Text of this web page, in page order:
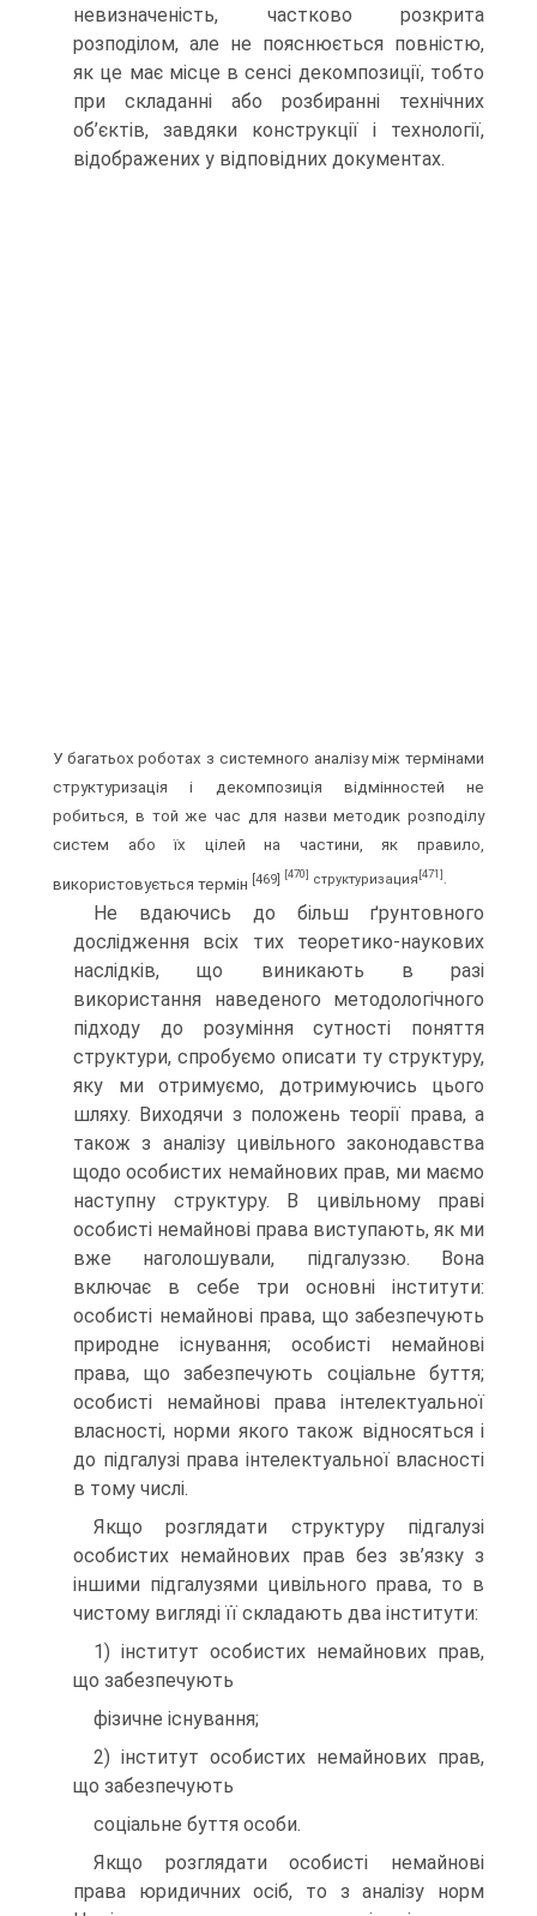
невизначеність, частково розкрита
розподілом, але не пояснюється повністю,
як це має місце в сенсі декомпозиції, тобто
при складанні або розбиранні технічних
об’єктів, завдяки конструкції і технології,
відображених у відповідних документах.
У багатьох роботах з системного аналізу між термінами
структуризація і декомпозиція відмінностей не
робиться, в той же час для назви методик розподілу
систем або їх цілей на частини, як правило,
використовується термін [469] [470] структуризация[471].
Не вдаючись до більш ґрунтовного
дослідження всіх тих теоретико-наукових
наслідків, що виникають в разі
використання наведеного методологічного
підходу до розуміння сутності поняття
структури, спробуємо описати ту структуру,
яку ми отримуємо, дотримуючись цього
шляху. Виходячи з положень теорії права, а
також з аналізу цивільного законодавства
щодо особистих немайнових прав, ми маємо
наступну структуру. В цивільному праві
особисті немайнові права виступають, як ми
вже наголошували, підгалуззю. Вона
включає в себе три основні інститути:
особисті немайнові права, що забезпечують
природне існування; особисті немайнові
права, що забезпечують соціальне буття;
особисті немайнові права інтелектуальної
власності, норми якого також відносяться і
до підгалузі права інтелектуальної власності
в тому числі.
Якщо розглядати структуру підгалузі
особистих немайнових прав без зв’язку з
іншими підгалузями цивільного права, то в
чистому вигляді її складають два інститути:
1) інститут особистих немайнових прав,
що забезпечують
фізичне існування;
2) інститут особистих немайнових прав,
що забезпечують
соціальне буття особи.
Якщо розглядати особисті немайнові
права юридичних осіб, то з аналізу норм